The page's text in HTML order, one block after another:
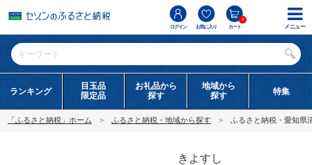
ログイン お気に入り カート
0
ランキング
目玉品
限定品
お礼品から
探す
地域から
探す
特集
「ふるさと納税」ホーム ふるさと納税・地域から探す ふるさと納税・愛知県
きよすし
メニュー